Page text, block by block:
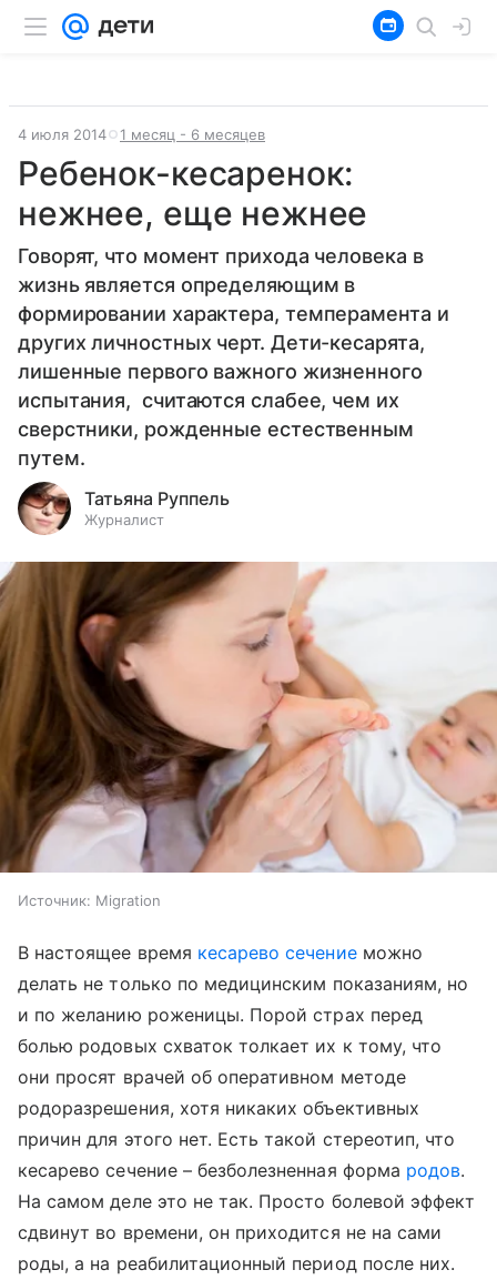
4 июля 2014 1 месяц - 6 месяцев
Ребенок-кесаренок:
нежнее, еще нежнее
Говорят, что момент прихода человека в
жизнь является определяющим в
формировании характера, темперамента и
других личностных черт. Дети-кесарята,
лишенные первого важного жизненного
испытания, считаются слабее, чем их
сверстники, рожденные естественным
путем.
Татьяна Руппель
Журналист
Источник: Migration
В настоящее время кесарево сечениеможно
делать не только по медицинским показаниям, но
и по желанию роженицы. Порой страх перед
болью родовых схваток толкает их к тому, что
они просят врачей об оперативном методе
родоразрешения, хотя никаких объективных
причин для этого нет. Есть такой стереотип, что
кесарево сечение – безболезненная форма родов.
На самом деле это не так. Просто болевой эффект
сдвинут во времени, он приходится не на сами
роды, а на реабилитационный период после них.